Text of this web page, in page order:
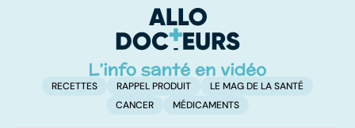
RECETTES RAPPEL PRODUIT
LE MAG DE LA SANTÉ
CANCER
MÉDICAMENTS